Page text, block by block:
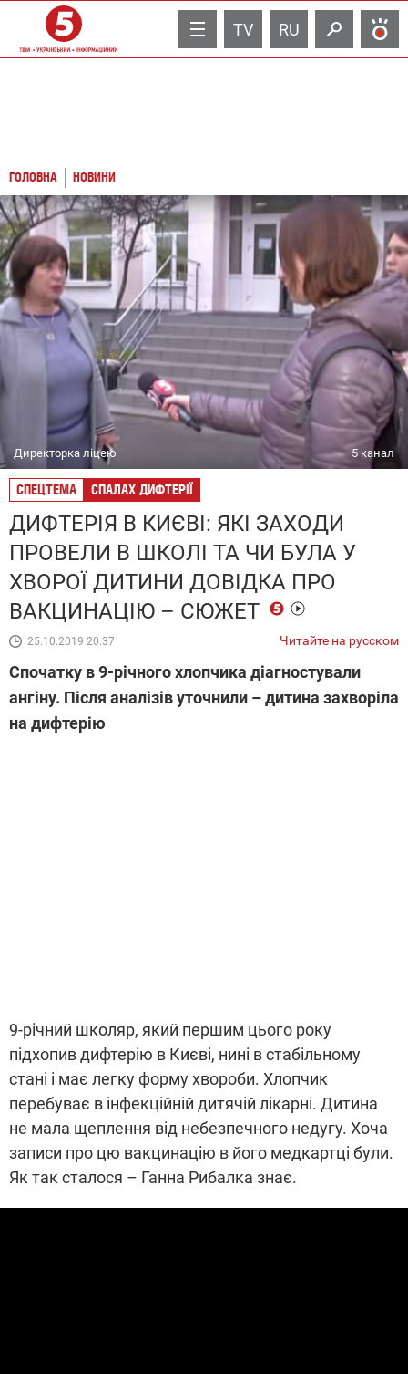
TV RU
ГОЛОВНА НОВИНИ
Директорка ліцею 5 канал
СПЕЦТЕМА СПАЛАХ ДИФТЕРІЇ
ДИФТЕРІЯ В КИЄВІ: ЯКІ ЗАХОДИ
ПРОВЕЛИ В ШКОЛІ ТА ЧИ БУЛА У
ХВОРОЇ ДИТИНИ ДОВІДКА ПРО
ВАКЦИНАЦІЮ – СЮЖЕТ
25.10.2019 20:37 Читайте на русском
Спочатку в 9-річного хлопчика діагностували
ангіну. Після аналізів уточнили – дитина захворіла
на дифтерію
9-річний школяр, який першим цього року
підхопив дифтерію в Києві, нині в стабільному
стані і має легку форму хвороби. Хлопчик
перебуває в інфекційній дитячій лікарні. Дитина
не мала щеплення від небезпечного недугу. Хоча
записи про цю вакцинацію в його медкартці були.
Як так сталося – Ганна Рибалка знає.